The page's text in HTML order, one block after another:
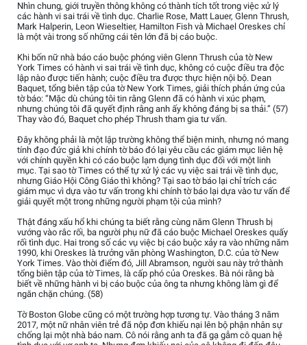
Nhìn chung, giới truyền thông không có thành tích tốt trong việc xử lý
các hành vi sai trái về tình dục. Charlie Rose, Matt Lauer, Glenn Thrush,
Mark Halperin, Leon Wieseltier, Hamilton Fish và Michael Oreskes chỉ
là một vài trong số những cái tên lớn đã bị cáo buộc.
Khi bốn nữ nhà báo cáo buộc phóng viên Glenn Thrush của tờ New
York Times có hành vi sai trái về tình dục, không có cuộc điều tra độc
lập nào được tiến hành; cuộc điều tra được thực hiện nội bộ. Dean
Baquet, tổng biên tập của tờ New York Times, giải thích phản ứng của
tờ báo: “Mặc dù chúng tôi tin rằng Glenn đã có hành vi xúc phạm,
nhưng chúng tôi đã quyết định rằng anh ấy không đáng bị sa thải.” (57)
Thay vào đó, Baquet cho phép Thrush tham gia tư vấn.
Đây không phải là một lập trường không thể biện minh, nhưng nó mang
tính đạo đức giả khi chính tờ báo đó lại yêu cầu các giám mục liên hệ
với chính quyền khi có cáo buộc lạm dụng tình dục đối với một linh
mục. Tại sao tờ Times có thể tự xử lý các vụ việc sai trái về tình dục,
nhưng Giáo Hội Công Giáo thì không? Tại sao tờ báo lại chỉ trích các
giám mục vì dựa vào tư vấn trong khi chính tờ báo lại dựa vào tư vấn để
giải quyết một trong những người phạm tội của mình?
Thật đáng xấu hổ khi chúng ta biết rằng cùng năm Glenn Thrush bị
vướng vào rắc rối, ba người phụ nữ đã cáo buộc Michael Oreskes quấy
rối tình dục. Hai trong số các vụ việc bị cáo buộc xảy ra vào những năm
1990, khi Oreskes là trưởng văn phòng Washington, D.C. của tờ New
York Times. Vào thời điểm đó, Jill Abramson, người sau này trở thành
tổng biên tập của tờ Times, là cấp phó của Oreskes. Bà nói rằng bà
biết về những hành vi bị cáo buộc của ông ta nhưng không làm gì để
ngăn chặn chúng. (58)
Tờ Boston Globe cũng có một trường hợp tương tự. Vào tháng 3 năm
2017, một nữ nhân viên trẻ đã nộp đơn khiếu nại lên bộ phận nhân sự
chống lại một nhà báo nam. Cô nói rằng anh ta đã gạ gẫm cô quan hệ